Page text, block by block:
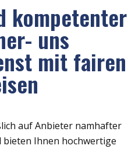
kompetenter
uns
mit fairen
auf Anbieter namhafter
Ihnen hochwertige